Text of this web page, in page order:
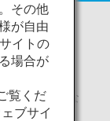
荷物に
イズ制限、な
その他
が自由
イトの
場合が
覧くだ
ブサイ